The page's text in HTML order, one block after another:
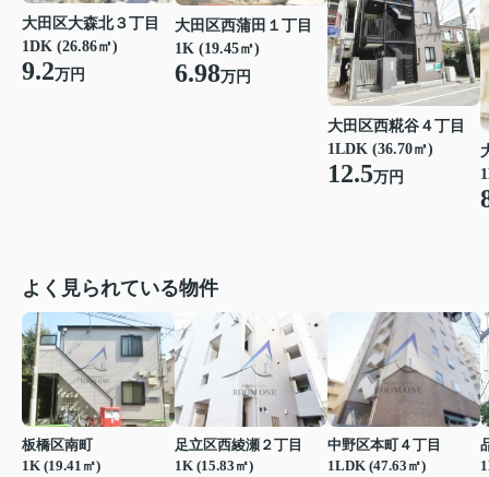
大田区大森北３丁目
1DK (26.86㎡)
9.2万円
大田区西蒲田１丁目
1K (19.45㎡)
6.98万円
大田区西糀谷４丁目
1LDK (36.70㎡)
12.5万円
よく見られている物件
板橋区南町
1K (19.41㎡)
足立区西綾瀬２丁目
1K (15.83㎡)
中野区本町４丁目
1LDK (47.63㎡)